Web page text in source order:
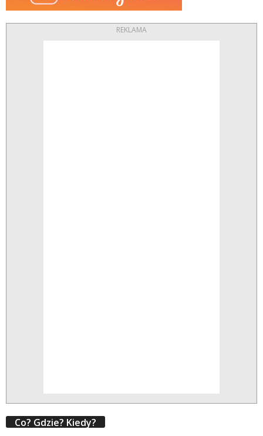
REKLAMA
Co? Gdzie? Kiedy?